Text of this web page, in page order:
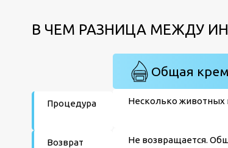
В ЧЕМ РАЗНИЦА МЕЖДУ
Процедура
Возврат
Общая
Несколько животных
Не возвращается.